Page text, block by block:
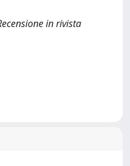
in rivista